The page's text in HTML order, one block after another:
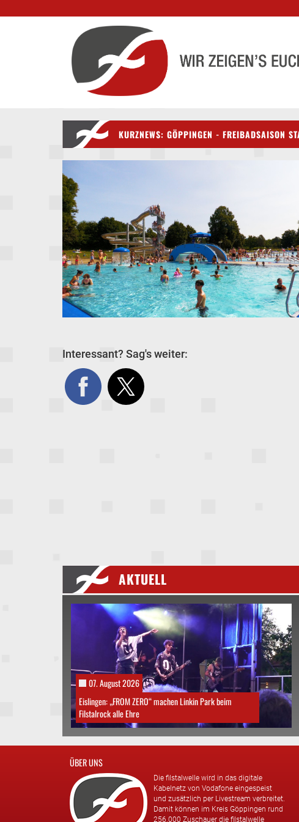
KURZNEWS: GÖPPINGEN - FREIBADSAISON
Interessant? Sag's weiter:
AKTUELL
07. August 2026
Eislingen: „FROM ZERO“ machen Linkin Park beim
Filstalrock alle Ehre
ÜBER UNS
Die filstalwelle wird in das digitale
Kabelnetz von Vodafone eingespeist
und zusätzlich per Livestream verbreitet.
Damit können im Kreis Göppingen rund
256.000 Zuschauer die filstalwelle